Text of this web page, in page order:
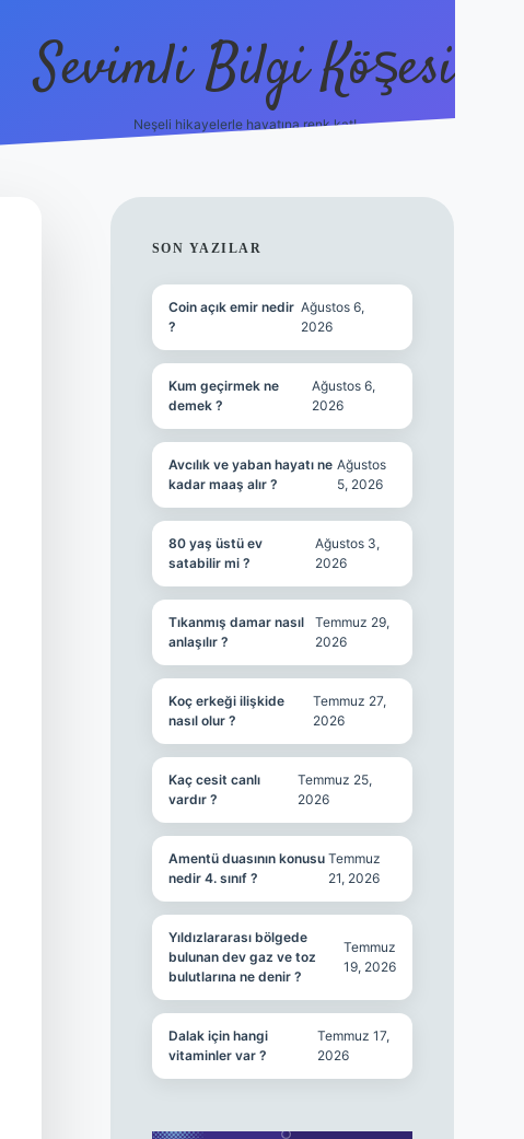
Sevimli Bilgi Köşesi
Neşeli hikayelerle hayatına renk kat!
SIDEBAR
SON YAZILAR
Coin açık emir nedir
?
Ağustos 6,
2026
Kum geçirmek ne
demek ?
Ağustos 6,
2026
Avcılık ve yaban hayatı ne
kadar maaş alır ?
Ağustos
5, 2026
80 yaş üstü ev
satabilir mi ?
Ağustos 3,
2026
Tıkanmış damar nasıl
anlaşılır ?
Temmuz 29,
2026
Koç erkeği ilişkide
nasıl olur ?
Temmuz 27,
2026
Kaç cesit canlı
vardır ?
Temmuz 25,
2026
Amentü duasının konusu
nedir 4. sınıf ?
Temmuz
21, 2026
Yıldızlararası bölgede
bulunan dev gaz ve toz
bulutlarına ne denir ?
Temmuz
19, 2026
Dalak için hangi
vitaminler var ?
Temmuz 17,
2026
hiltonbet güncel giriş